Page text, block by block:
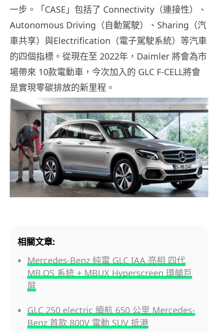
一步。「CASE」包括了 Connectivity（連接性）、
Autonomous Driving（自動駕駛）、Sharing（汽
車共享）與Electrification（電子駕駛系統）等汽車
的四個指標。從現在至 2022年，Daimler 將會為市
場帶來 10款電動車，今次加入的 GLC F-CELL將會
是實現零碳排放的新里程。
相關文章:
Mercedes-Benz 純電 GLC IAA 亮相 四代
MB.OS 系統 + MBUX Hyperscreen 環艙巨
屏
GLC 250 electric 續航 650 公里 Mercedes-
Benz 首款 800V 電動 SUV 抵港